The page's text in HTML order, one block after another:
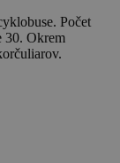
Počet
30. Okrem